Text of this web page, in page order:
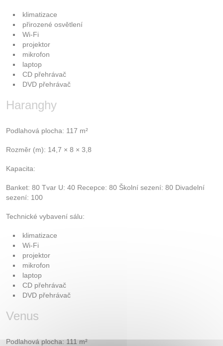
klimatizace
přirozené osvětlení
Wi-Fi
projektor
mikrofon
laptop
CD přehrávač
DVD přehrávač
Haranghy
Podlahová plocha: 117 m²
Rozměr (m): 14,7 × 8 × 3,8
Kapacita:
Banket: 80 Tvar U: 40 Recepce: 80 Školní sezení: 80 Divadelní
sezení: 100
Technické vybavení sálu:
klimatizace
Wi-Fi
projektor
mikrofon
laptop
CD přehrávač
DVD přehrávač
Venus
Podlahová plocha: 111 m²